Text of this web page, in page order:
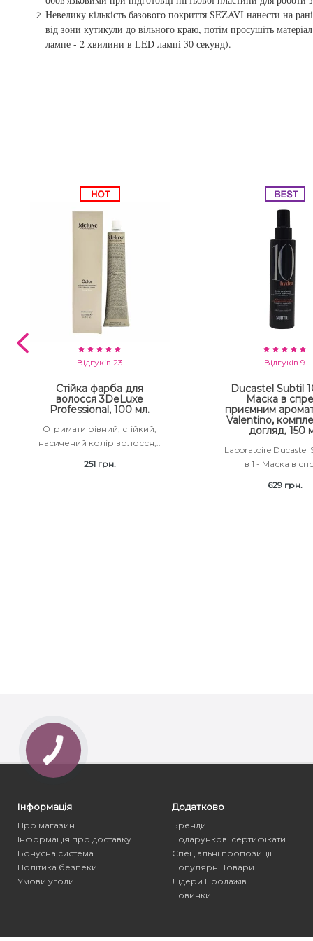
Невелику кількість базового покриття SEZAVI нанести на
від зони кутикули до вільного краю, потім просушіть
лампе - 2 хвилини в LED лампі 30 секунд).
Відгуків 23
Стійка фарба для
волосся 3DeLuxe
Professional, 100 мл.
Отримати рівний, стійкий,
насичений колір волосся,..
251 грн.
Відгуків 9
Ducastel Subtil
Маска в
приємним
Valentino,
догляд, 150
Laboratoire Ducastel
в 1 - Маска в
629 грн.
Інформація
Про магазин
Інформація про доставку
Бонусна система
Політика безпеки
Умови угоди
Додатково
Бренди
Подарункові сертифікати
Спеціальні пропозиції
Популярні Товари
Лідери Продажів
Новинки
Subtil Man XY - Серія для чоловіків: для догляду та
укладання
Subrina Glow-Plex - Живлення, зволоження та блиск
You Look Glamour